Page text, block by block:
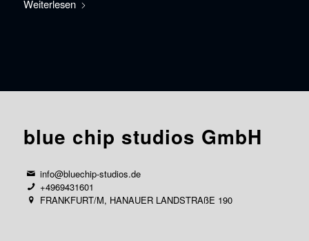
Weiterlesen
blue chip studios GmbH
info@bluechip-studios.de
+4969431601
FRANKFURT/M, HANAUER LANDSTRAßE 190